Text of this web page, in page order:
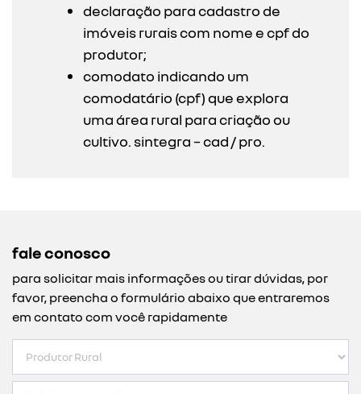
declaração para cadastro de
imóveis rurais com nome e cpf do
produtor;
comodato indicando um
comodatário (cpf) que explora
uma área rural para criação ou
cultivo. sintegra – cad / pro.
fale conosco
para solicitar mais informações ou tirar dúvidas, por
favor, preencha o formulário abaixo que entraremos
em contato com você rapidamente